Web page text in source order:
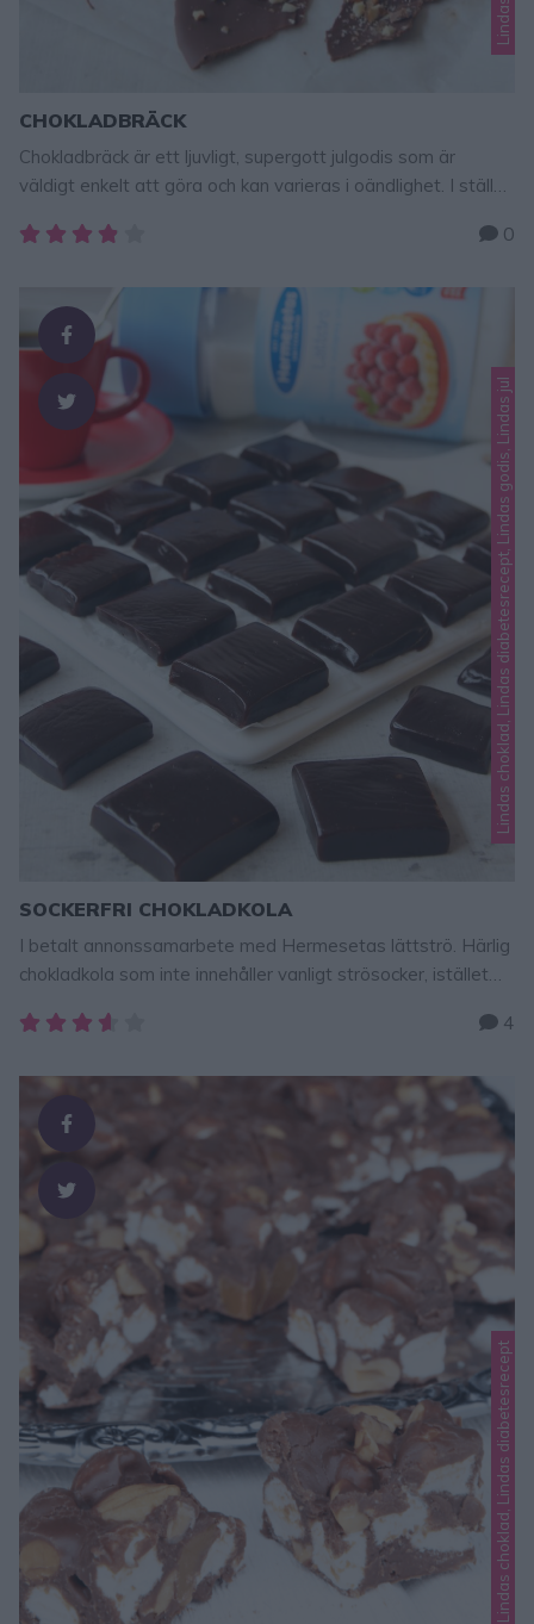
CHOKLADBRÄCK
Chokladbräck är ett ljuvligt, supergott julgodis som är
väldigt enkelt att göra och kan varieras i oändlighet. I stället
ex polkagris, turkisk peber, strössel eller vad man tycker är
bakskola på Instagram (klicka här!) CHOKLADBRÄCK 200
g mörk eller ljus …
0
Lindas choklad, Lindas diabetesrecept, Lindas godis, Lindas jul
SOCKERFRI CHOKLADKOLA
I betalt annonssamarbete med Hermesetas lättströ. Härlig
chokladkola som inte innehåller vanligt strösocker, istället
påverkar blodsockret och innehåller 90 % mindre kalorier.
Julens godaste chokladkola, som dessutom är sockerfri. I
stället för vanligt strösocker har jag sötat min chokladkola …
4
Lindas choklad, Lindas diabetesrecept